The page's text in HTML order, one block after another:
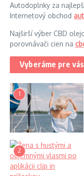
Autodoplnky za
Internetový obchod
Najširší výber CBD
porovnávači cien na
Vyberáme pre vás
1
2